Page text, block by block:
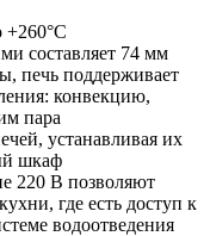
+260°С
составляет 74 мм
печь поддерживает
конвекцию,
пара
устанавливая их
шкаф
220 В позволяют
где есть доступ к
водоотведения